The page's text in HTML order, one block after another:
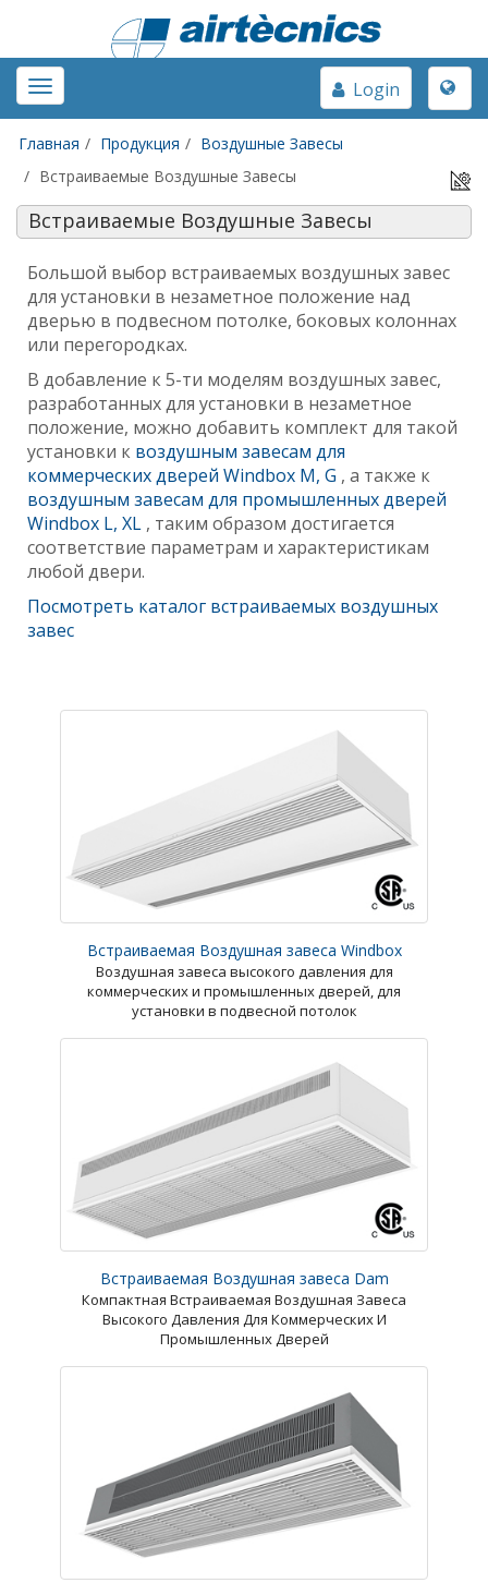
Toggle
navigation
Toggle
Login
Главная Продукция
Воздушные Завесы
Встраиваемые Воздушные Завесы
Встраиваемые Воздушные Завесы
Большой выбор встраиваемых воздушных завес
для установки в незаметное положение над
дверью в подвесном потолке, боковых колоннах
или перегородках.
В добавление к 5-ти моделям воздушных завес,
разработанных для установки в незаметное
положение, можно добавить комплект для такой
установки к воздушным завесам для
коммерческих дверей Windbox M, G , а также к
воздушным завесам для промышленных дверей
Windbox L, XL , таким образом достигается
соответствие параметрам и характеристикам
любой двери.
Посмотреть каталог встраиваемых воздушных
завес
Встраиваемая Воздушная завеса Windbox
Воздушная завеса высокого давления для
коммерческих и промышленных дверей, для
установки в подвесной потолок
Встраиваемая Воздушная завеса Dam
Компактная Встраиваемая Воздушная Завеса
Высокого Давления Для Коммерческих И
Промышленных Дверей